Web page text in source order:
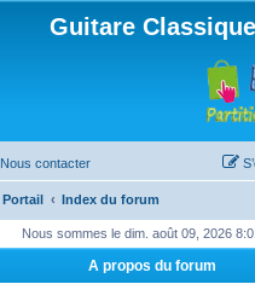
Guitare Classique
Nous contacter
Portail Index du forum
Nous sommes le dim. août 09, 2026
A propos du forum